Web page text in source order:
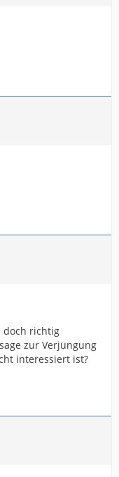
doch richtig
zur Verjüngung
interessiert ist?